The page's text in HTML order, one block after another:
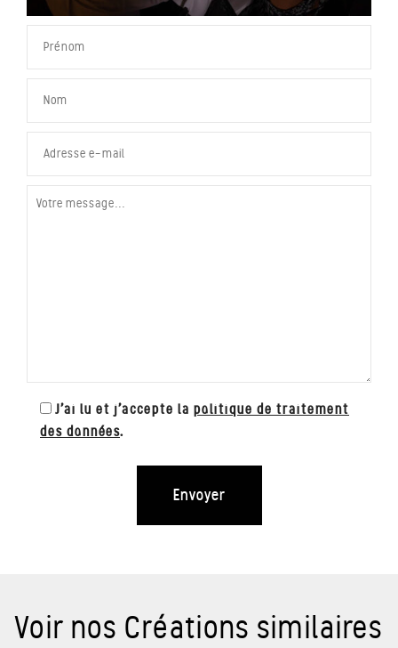
J'ai lu et j'accepte la politique de traitement
des données.
Voir nos Créations similaires